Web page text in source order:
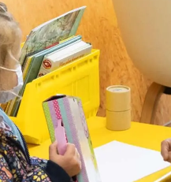
Nos missions
Notre équipe
Nos finances